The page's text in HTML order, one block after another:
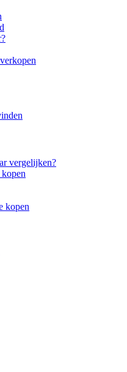
vergelijken?
kopen